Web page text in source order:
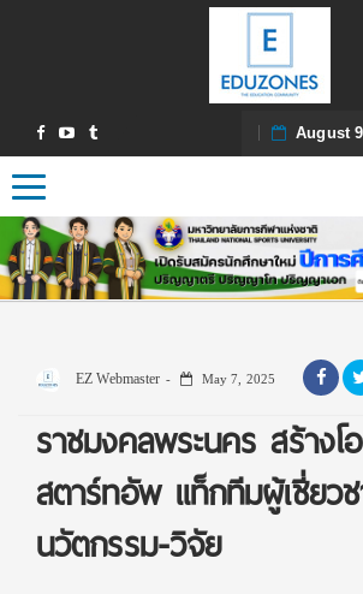
August
Toggle navigation
EZ Webmaster May 7, 2025
ราชมงคลพระนคร สร้าง
สตาร์ทอัพ แท็กทีมผู้เชี่ย
นวัตกรรม-วิจัย